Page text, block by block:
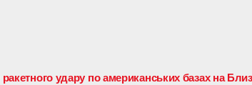
ракетного удару по американських базах на